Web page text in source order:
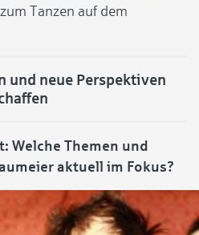
Tanzen auf dem
und neue Perspektiven
Welche Themen und
aktuell im Fokus?